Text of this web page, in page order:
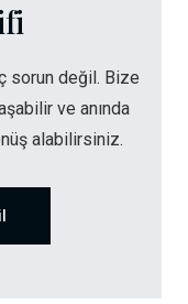
sorun değil. Bize
ve anında
alabilirsiniz.